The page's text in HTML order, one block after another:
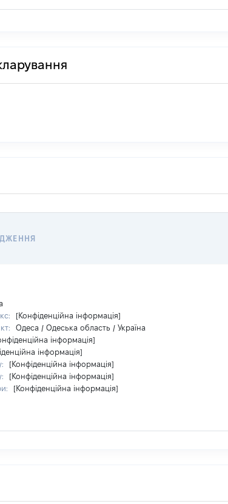
[Конфіденційна інформація]
Одеса / Одеська область / Україна
інформація]
інформація]
[Конфіденційна інформація]
[Конфіденційна інформація]
[Конфіденційна інформація]